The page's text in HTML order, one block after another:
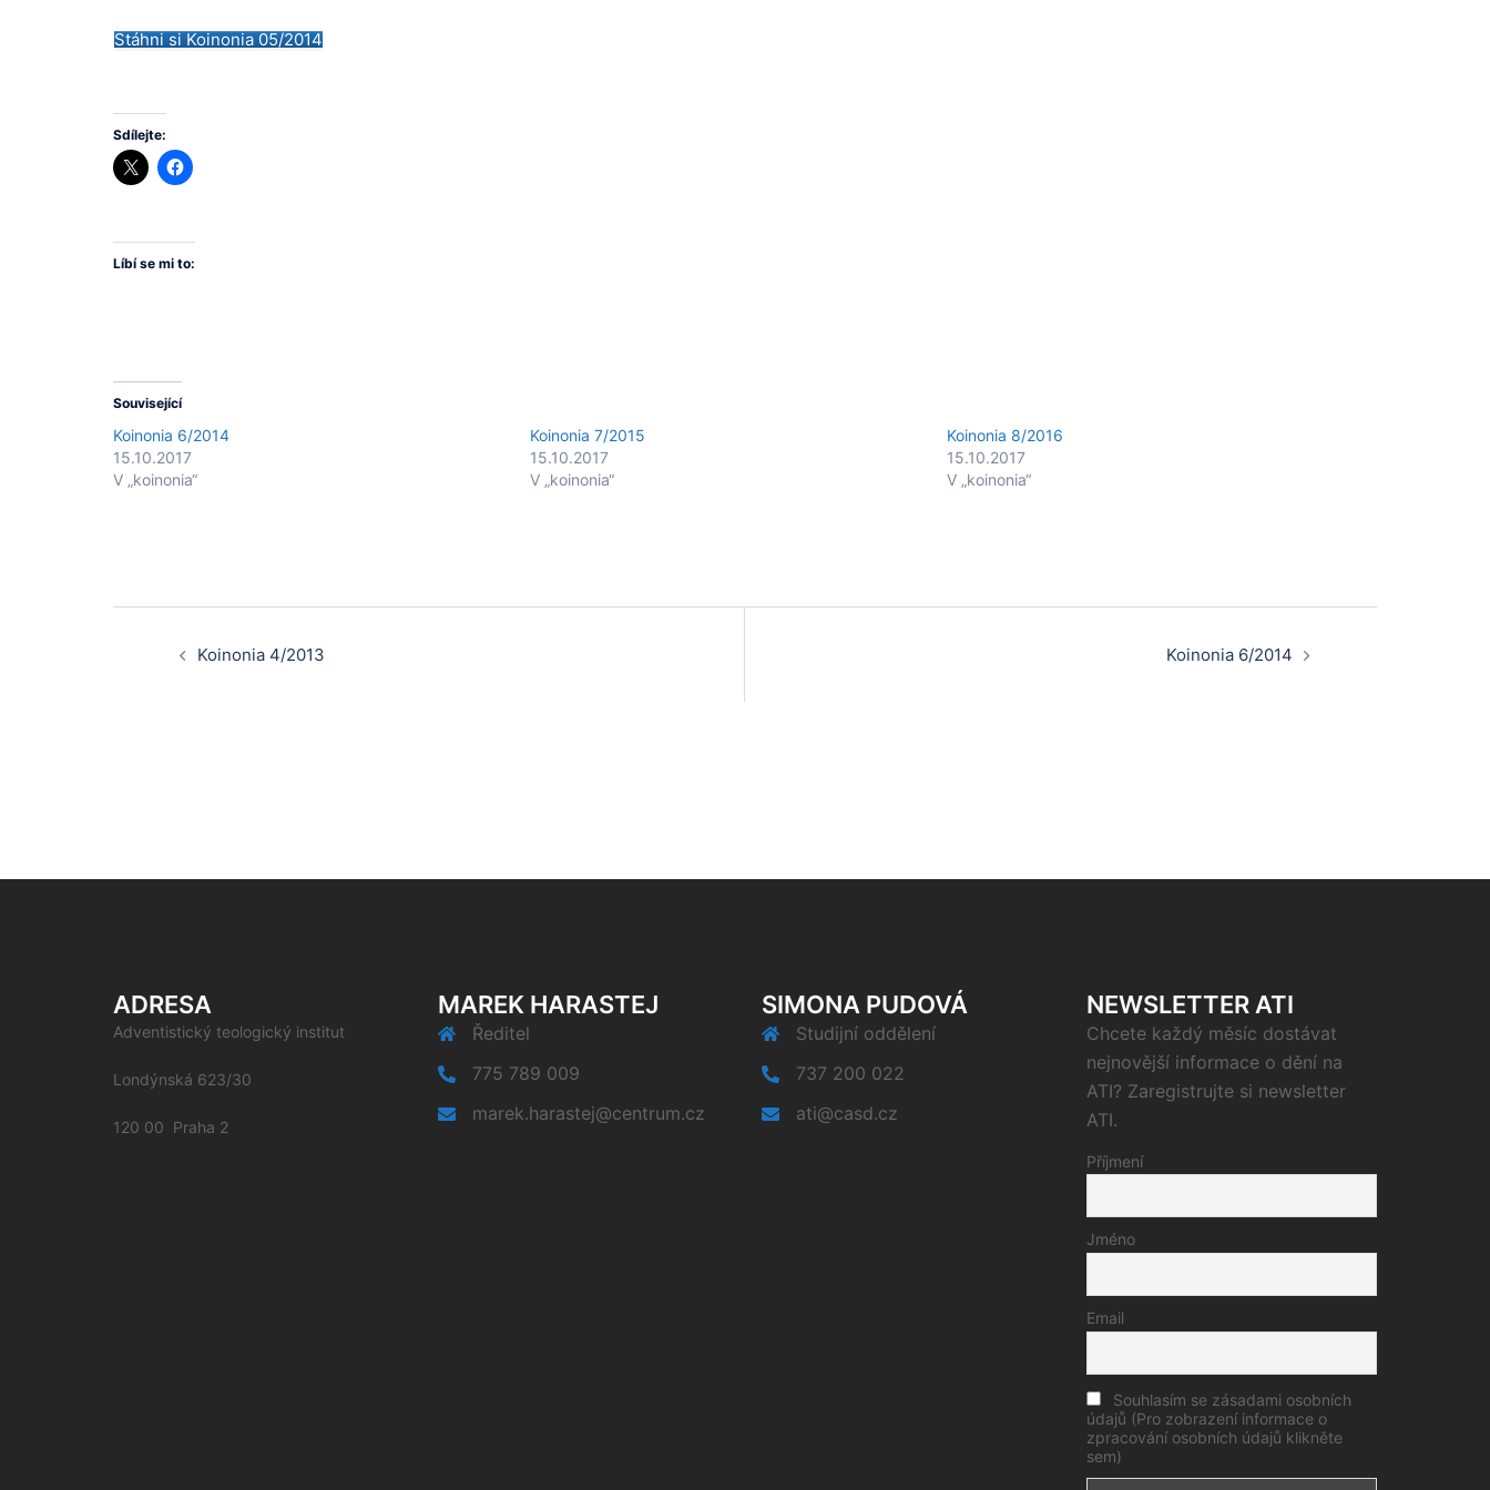
Stáhni si Koinonia 05/2014
Sdílejte:
Líbí se mi to:
Související
Koinonia 6/2014
15.10.2017
V „koinonia“
Koinonia 7/2015
15.10.2017
V „koinonia“
Koinonia 8/2016
15.10.2017
V „koinonia“
Koinonia 4/2013 Koinonia 6/2014
ADRESA
Adventistický teologický institut
Londýnská 623/30
120 00 Praha 2
MAREK HARASTEJ
Ředitel
775 789 009
marek.harastej@centrum.cz
SIMONA PUDOVÁ
Studijní oddělení
737 200 022
ati@casd.cz
NEWSLETTER ATI
Chcete každý měsíc dostávat
nejnovější informace o dění na
ATI? Zaregistrujte si newsletter
ATI.
Příjmení
Jméno
Email
Souhlasím se zásadami osobních
údajů (Pro zobrazení informace o
zpracování osobních údajů klikněte
sem)